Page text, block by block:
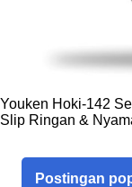
Youken Hoki-142
Slip Ringan &
Postingan